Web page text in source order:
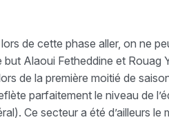
de cette phase aller, on ne
Alaoui Fetheddine et Rouag
de la première moitié de
parfaitement le niveau de
Ce secteur a été d’ailleurs le